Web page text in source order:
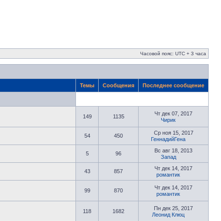
Часовой пояс: UTC + 3 часа
Темы Сообщения Последнее сообщение
149 1135
Чт дек 07, 2017
Чирик
54 450
Ср ноя 15, 2017
ГеннадийГена
5 96
Вс авг 18, 2013
Запад
43 857
Чт дек 14, 2017
романтик
99 870
Чт дек 14, 2017
романтик
118 1682
Пн дек 25, 2017
Леонид Клюц